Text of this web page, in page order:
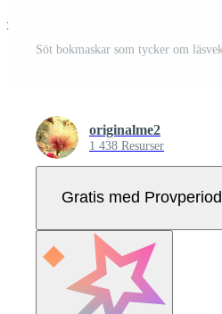
originalme2
1 438 Resurser
Gratis med Provperiod